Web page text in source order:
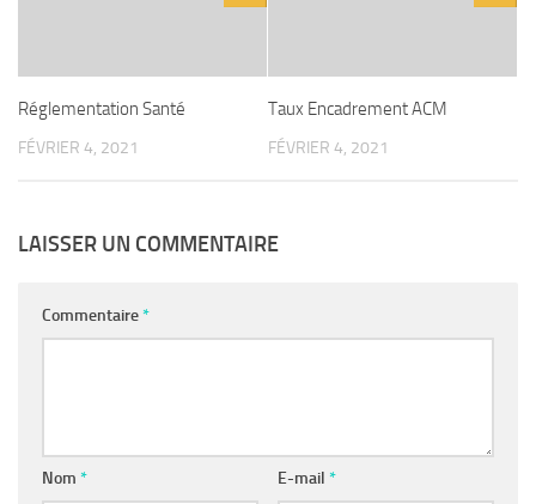
Réglementation Santé
FÉVRIER 4, 2021
Taux Encadrement ACM
FÉVRIER 4, 2021
LAISSER UN COMMENTAIRE
Commentaire*
Nom * E-mail *